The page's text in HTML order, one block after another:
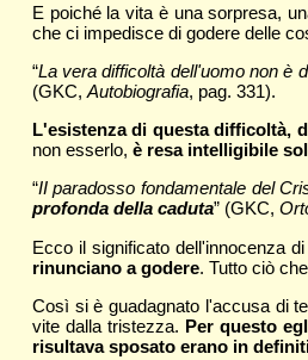
E poiché la vita è una sorpresa,
che ci impedisce di godere delle
“La vera difficoltà dell'uomo non è
(GKC, Autobiografia, pag. 331).
L'esistenza di questa difficoltà,
non esserlo, è resa intelligibile
“II paradosso fondamentale del
profonda della caduta” (GKC,
Ecco il significato dell'innocenza
rinunciano a godere. Tutto ciò
Così si è guadagnato l'accusa di
vite dalla tristezza. Per questo
risultava sposato erano in